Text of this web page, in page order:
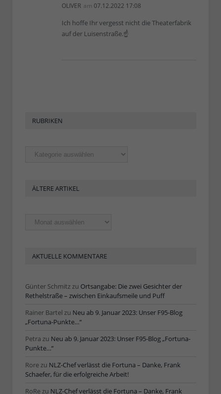
OLIVER am 07.12.2022 17:08
Ich hoffe Ihr vergesst nicht die Theaterfabrik
auf der Luisenstraße.☝
RUBRIKEN
Rubriken
ÄLTERE ARTIKEL
Ältere
Artikel
AKTUELLE KOMMENTARE
Günter Schmitzzu Ortsangabe: Die zwei Gesichter der
Rethelstraße – zwischen Einkaufsmeile und Puff
Rainer Bartel zu Neu ab 9. Januar 2023: Unser F95-Blog
„Fortuna-Punkte…“
Petra zu Neu ab 9. Januar 2023: Unser F95-Blog „Fortuna-
Punkte…“
Rorezu NLZ-Chef verlässt die Fortuna – Danke, Frank
Schaefer, für die erfolgreiche Arbeit!
RoRezu NLZ-Chef verlässt die Fortuna – Danke, Frank